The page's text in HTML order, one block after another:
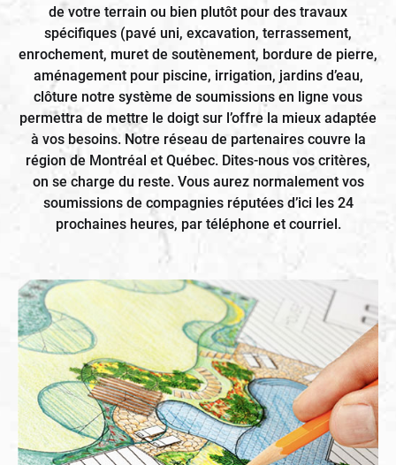
de votre terrain ou bien plutôt pour des travaux
spécifiques (pavé uni, excavation, terrassement,
enrochement, muret de soutènement, bordure de pierre,
aménagement pour piscine, irrigation, jardins d’eau,
clôture notre système de soumissions en ligne vous
permettra de mettre le doigt sur l’offre la mieux adaptée
à vos besoins. Notre réseau de partenaires couvre la
région de Montréal et Québec. Dites-nous vos critères,
on se charge du reste. Vous aurez normalement vos
soumissions de compagnies réputées d’ici les 24
prochaines heures, par téléphone et courriel.